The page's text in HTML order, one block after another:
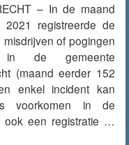
– In de maand
2021 registreerde de
misdrijven of pogingen
in de gemeente
(maand eerder 152
enkel incident kan
voorkomen in de
ook een registratie …